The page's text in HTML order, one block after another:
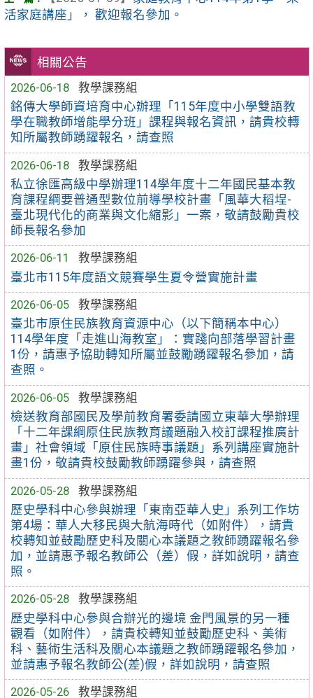
相關公告
2026-06-18
教學課務組
銘傳大學師資培育中心辦理「115年度中小學雙語教
學在職教師增能學分班」課程與報名資訊，請貴校轉
知所屬教師踴躍報名，請查照
2026-06-18
教學課務組
私立徐匯高級中學辦理114學年度十二年國民基本教
育課程綱要普通型數位前導學校計畫「風華大稻埕-
臺北現代化的商業與文化縮影」一案，敬請鼓勵貴校
師長報名參加
2026-06-11
教學課務組
臺北市115年度語文競賽學生夏令營實施計畫
2026-06-05
教學課務組
臺北市原住民族教育資源中心（以下簡稱本中心）
114學年度「走進山海教室」：實踐向部落學習計畫
1份，請惠予協助轉知所屬並鼓勵踴躍報名參加，請
查照。
2026-06-05
教學課務組
檢送教育部國民及學前教育署委請國立東華大學辦理
「十二年課綱原住民族教育議題融入校訂課程推廣計
畫」社會領域「原住民族時事議題」系列講座實施計
畫1份，敬請貴校鼓勵教師踴躍參與，請查照
2026-05-28
教學課務組
歷史學科中心參與辦理「東南亞華人史」系列工作坊
第4場：華人大移民與大航海時代（如附件），請貴
校轉知並鼓勵歷史科及關心本議題之教師踴躍報名參
加，並請惠予報名教師公（差）假，詳如說明，請查
照。
2026-05-28
教學課務組
歷史學科中心參與合辦光的邊境 金門風景的另一種
觀看（如附件），請貴校轉知並鼓勵歷史科、美術
科、藝術生活科及關心本議題之教師踴躍報名參加，
並請惠予報名教師公(差)假，詳如說明，請查照
2026-05-26
教學課務組
活家庭講座」， 歡迎報名參加。